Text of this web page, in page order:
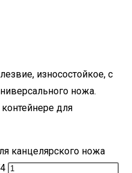
износостойкое, с
ножа.
для
канцелярского ножа